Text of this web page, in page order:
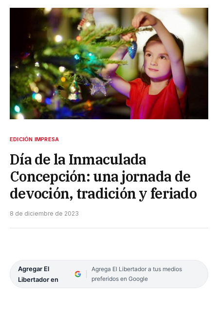
EDICIÓN IMPRESA
Día de la Inmaculada
Concepción: una jornada de
devoción, tradición y feriado
8 de diciembre de 2023
Agregar El
Libertador en
Agrega El Libertador a tus medios
preferidos en Google